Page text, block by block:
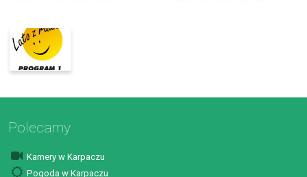
Polecamy
Kamery w Karpaczu
Pogoda w Karpaczu